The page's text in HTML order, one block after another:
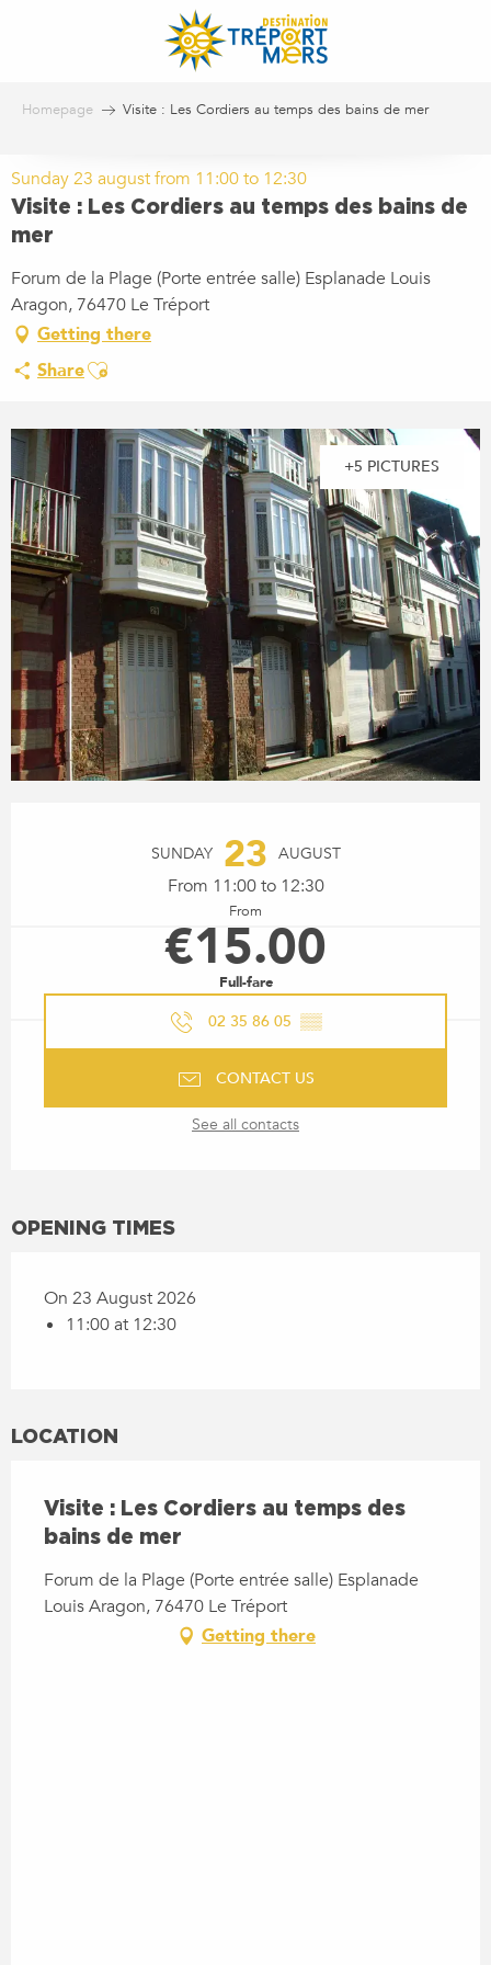
Homepage Visite : Les Cordiers au temps des bains de mer
Sunday 23 august from 11:00 to 12:30
Visite : Les Cordiers au temps des bains de
mer
Forum de la Plage (Porte entrée salle) Esplanade Louis
Aragon, 76470 Le Tréport
Getting there
ShareAjouter aux favoris
+5 PICTURES
SUNDAY 23 AUGUST
From 11:00 to 12:30
From
€15.00
Full-fare
02 35 86 05 ▒▒
CONTACT US
See all contacts
OPENING TIMES
On 23 August 2026
11:00 at 12:30
LOCATION
Visite : Les Cordiers au temps des
bains de mer
Forum de la Plage (Porte entrée salle) Esplanade
Louis Aragon, 76470 Le Tréport
Getting there